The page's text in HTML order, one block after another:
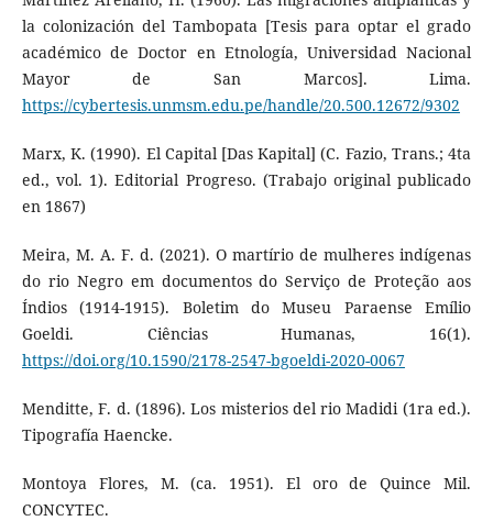
la colonización del Tambopata [Tesis para optar el grado
académico de Doctor en Etnología, Universidad Nacional
Mayor de San Marcos]. Lima.
https://cybertesis.unmsm.edu.pe/handle/20.500.12672/9302
Marx, K. (1990). El Capital [Das Kapital] (C. Fazio, Trans.; 4ta
ed., vol. 1). Editorial Progreso. (Trabajo original publicado
en 1867)
Meira, M. A. F. d. (2021). O martírio de mulheres indígenas
do rio Negro em documentos do Serviço de Proteção aos
Índios (1914-1915). Boletim do Museu Paraense Emílio
Goeldi. Ciências Humanas, 16(1).
https://doi.org/10.1590/2178-2547-bgoeldi-2020-0067
Menditte, F. d. (1896). Los misterios del rio Madidi (1ra ed.).
Tipografía Haencke.
Montoya Flores, M. (ca. 1951). El oro de Quince Mil.
CONCYTEC.